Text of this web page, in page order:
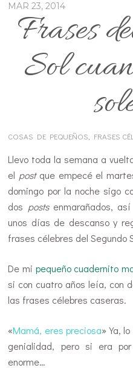
MAR 23, 2014
Frases
Sol
COSAS DE PEQUEÑOS, FRASES
Llevo toda la semana a
el postque empecé el
domingo por la noche sigo
dos postsenmarañados,
unos días de descanso y
frases célebres del Segundo
De mi pequeño cuadernito
si con cuatro años leía, con
las frases célebres caseras.
«Mamá, eres preciosa» Ya,
genialidad, pero si era
enorme…